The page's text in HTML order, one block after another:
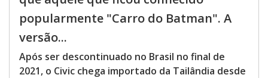
popularmente "Carro do Batman". A
versão...
Após ser descontinuado no Brasil no final de
2021, o Civic chega importado da Tailândia desde